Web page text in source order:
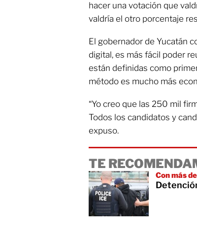
hacer una votación que
valdría el otro porcentaje
El gobernador de Yucatán
digital, es más fácil poder
están definidas como
método es mucho más
“Yo creo que las 250 mil
Todos los candidatos y
expuso.
TE
Con más